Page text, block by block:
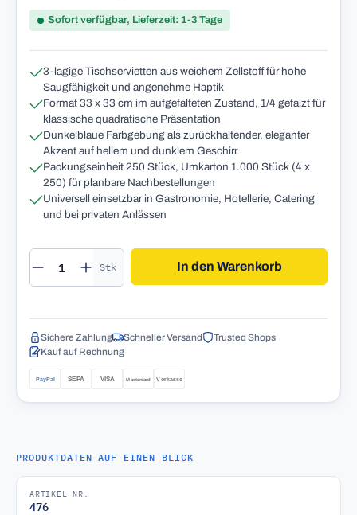
Sofort verfügbar, Lieferzeit: 1-3 Tage
3-lagige Tischservietten aus weichem Zellstoff für hohe
Saugfähigkeit und angenehme Haptik
Format 33 x 33 cm im aufgefalteten Zustand, 1/4 gefalzt für
klassische quadratische Präsentation
Dunkelblaue Farbgebung als zurückhaltender, eleganter
Akzent auf hellem und dunklem Geschirr
Packungseinheit 250 Stück, Umkarton 1.000 Stück (4 x
250) für planbare Nachbestellungen
Universell einsetzbar in Gastronomie, Hotellerie, Catering
und bei privaten Anlässen
Produkt Anzahl: Gib den gewünschten
Stk In den Warenkorb
Sichere Zahlung Schneller Versand
Trusted Shops
Kauf auf Rechnung
PRODUKTDATEN AUF EINEN BLICK
ARTIKEL-NR.
476